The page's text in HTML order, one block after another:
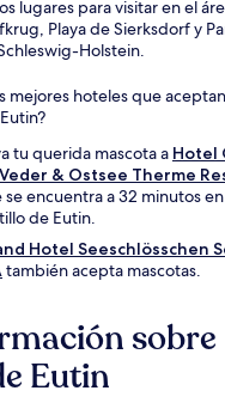
lugares para visitar en el
Playa de Sierksdorf y
Holstein.
mejores hoteles que
tu querida mascota a Hotel
& Ostsee Therme
se encuentra a 32 minutos
de Eutin.
Hotel Seeschlösschen
también acepta mascotas.
sobre
Eutin